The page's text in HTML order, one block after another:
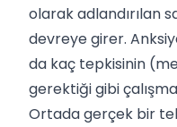
olarak adlandırılan
devreye girer.
da kaç tepkisinin
gerektiği gibi
Ortada gerçek bir